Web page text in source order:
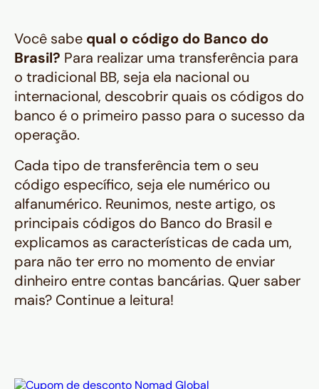
Você sabe qual o código do Banco do
Brasil? Para realizar uma transferência para
o tradicional BB, seja ela nacional ou
internacional, descobrir quais os códigos do
banco é o primeiro passo para o sucesso da
operação.
Cada tipo de transferência tem o seu
código específico, seja ele numérico ou
alfanumérico. Reunimos, neste artigo, os
principais códigos do Banco do Brasil e
explicamos as características de cada um,
para não ter erro no momento de enviar
dinheiro entre contas bancárias. Quer saber
mais? Continue a leitura!